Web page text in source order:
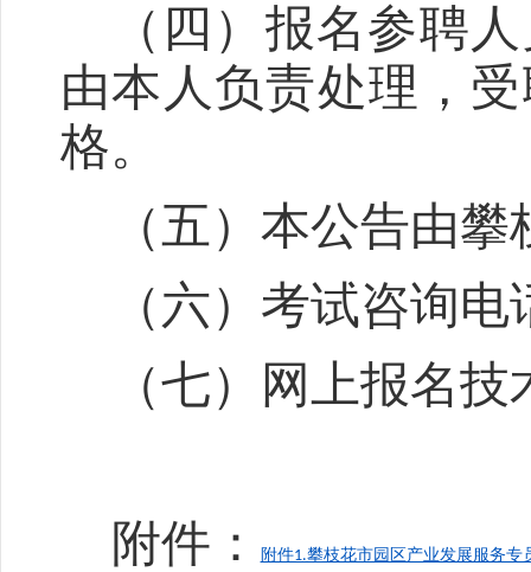
（四）报名参聘
由本人负责处理，
格。
（五）本公告由
（六）考试咨询电
（七）网上报名
附件： 附件1.攀枝花市园区产业发展服务专